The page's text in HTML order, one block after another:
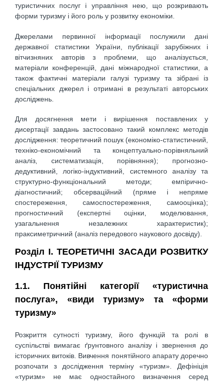
туристичних послуг і управління нею, що розкривають
форми туризму і його роль у розвитку економіки.
Джерелами первинної інформації послужили дані
державної статистики України, публікації зарубіжних і
вітчизняних авторів з проблеми, що аналізується,
матеріали конференцій, дані міжнародної статистики, а
також фактичні матеріали галузі туризму та зібрані із
спеціальних джерел і отримані в результаті авторських
досліджень.
Для досягнення мети і вирішення поставлених у
дисертації завдань застосовано такий комплекс методів
дослідження: теоретичний пошук (економіко-статистичний,
техніко-економічний та концептуально-порівняльний
аналіз, систематизація, порівняння); прогнозно-
дедуктивний, логіко-індуктивний, системного аналізу та
структурно-функціональний методи; емпірично-
діагностичний; обсерваційний (пряме і непряме
спостереження, самоспостереження, самооцінка);
прогностичний (експертні оцінки, моделювання,
узагальнення незалежних характеристик);
праксиметричний (аналіз передового наукового досвіду).
Розділ І. ТЕОРЕТИЧНІ ЗАСАДИ РОЗВИТКУ
ІНДУСТРІЇ ТУРИЗМУ
1.1. Понятійні категорії «туристична
послуга», «види туризму» та «форми
туризму»
Розкриття сутності туризму, його функцій та ролі в
суспільстві вимагає ґрунтовного аналізу і звернення до
історичних витоків. Вивчення понятійного апарату доречно
розпочати з дослідження терміну «туризм». Дефініція
«туризм» не має одностайного визначення серед